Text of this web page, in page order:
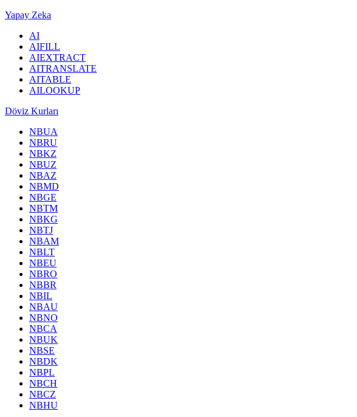
Yapay Zeka
AI
AIFILL
AIEXTRACT
AITRANSLATE
AITABLE
AILOOKUP
Döviz Kurları
NBUA
NBRU
NBKZ
NBUZ
NBAZ
NBMD
NBGE
NBTM
NBKG
NBTJ
NBAM
NBLT
NBEU
NBRO
NBBR
NBIL
NBAU
NBNO
NBCA
NBUK
NBSE
NBDK
NBPL
NBCH
NBCZ
NBHU